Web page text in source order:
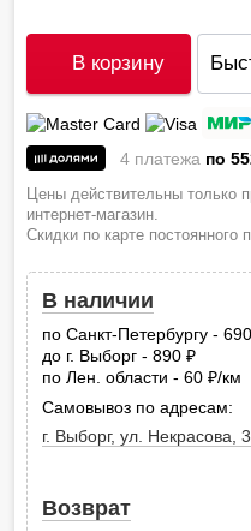
В корзину
4 платежа по
Цены действительны только
интернет-магазин.
Скидки по карте постоянного
В наличии
по Санкт-Петербургу - 690
до г. Выборг - 890
по Лен. области - 60
руб.
/км
Самовывоз по адресам:
г. Выборг, ул. Некрасова,
Возврат